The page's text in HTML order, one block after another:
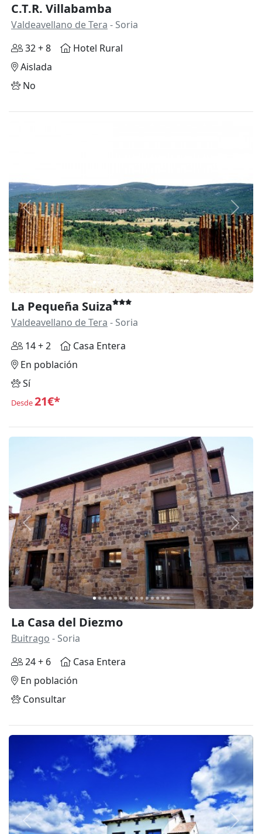
C.T.R. Villabamba
Valdeavellano de Tera - Soria
32 + 8
Hotel Rural
Aislada
No
Anterior
La Pequeña Suiza
Valdeavellano de Tera - Soria
14 + 2
Casa Entera
En población
Sí
Desde21€*
Anterior
La Casa del Diezmo
Buitrago - Soria
24 + 6
Casa Entera
En población
Consultar
Anterior